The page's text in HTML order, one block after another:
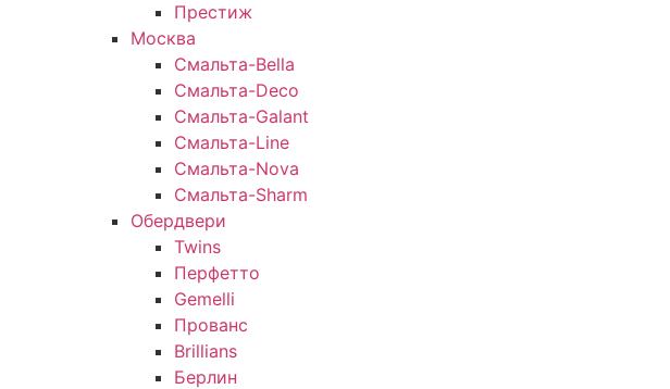
Престиж
Москва
Смальта-Bella
Смальта-Deco
Смальта-Galant
Смальта-Line
Смальта-Nova
Смальта-Sharm
Обердвери
Twins
Перфетто
Gemelli
Прованс
Brillians
Берлин